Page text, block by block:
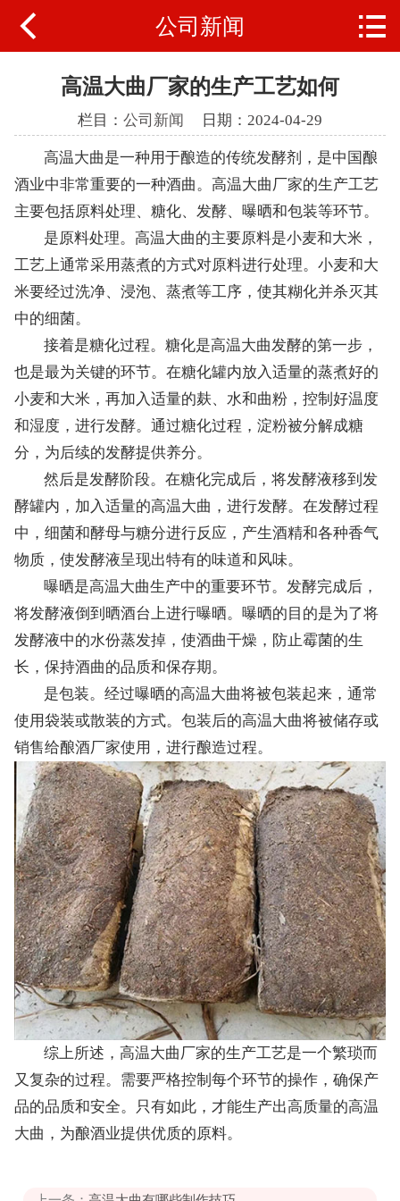
天香文化
产品中心
新闻动态
生产工艺
联系我们
 公司新闻 
高温大曲厂家的生产工艺如何
栏目： 公司新闻 日期：2024-04-29
高温大曲是一种用于酿造的传统发酵剂，是中国酿
酒业中非常重要的一种酒曲。高温大曲厂家的生产工艺
主要包括原料处理、糖化、发酵、曝晒和包装等环节。
是原料处理。高温大曲的主要原料是小麦和大米，
工艺上通常采用蒸煮的方式对原料进行处理。小麦和大
米要经过洗净、浸泡、蒸煮等工序，使其糊化并杀灭其
中的细菌。
接着是糖化过程。糖化是高温大曲发酵的第一步，
也是最为关键的环节。在糖化罐内放入适量的蒸煮好的
小麦和大米，再加入适量的麸、水和曲粉，控制好温度
和湿度，进行发酵。通过糖化过程，淀粉被分解成糖
分，为后续的发酵提供养分。
然后是发酵阶段。在糖化完成后，将发酵液移到发
酵罐内，加入适量的高温大曲，进行发酵。在发酵过程
中，细菌和酵母与糖分进行反应，产生酒精和各种香气
物质，使发酵液呈现出特有的味道和风味。
曝晒是高温大曲生产中的重要环节。发酵完成后，
将发酵液倒到晒酒台上进行曝晒。曝晒的目的是为了将
发酵液中的水份蒸发掉，使酒曲干燥，防止霉菌的生
长，保持酒曲的品质和保存期。
是包装。经过曝晒的高温大曲将被包装起来，通常
使用袋装或散装的方式。包装后的高温大曲将被储存或
销售给酿酒厂家使用，进行酿造过程。
综上所述，高温大曲厂家的生产工艺是一个繁琐而
又复杂的过程。需要严格控制每个环节的操作，确保产
品的品质和安全。只有如此，才能生产出高质量的高温
大曲，为酿酒业提供优质的原料。